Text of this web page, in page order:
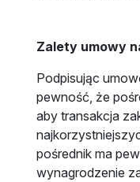
Zalety umowy
Podpisując
pewność, że
aby transakcja
pośrednik ma
wynagrodzenie